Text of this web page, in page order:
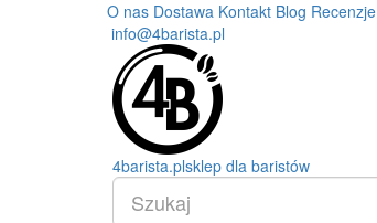
O nas Dostawa Kontakt Blog Recenzje
info@4barista.pl
4barista.plsklep dla baristów